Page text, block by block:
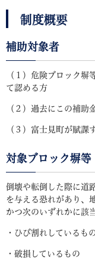
制度概要
補助対象者
（１）危険ブロック塀
て認める方
（２）過去にこの補助
（３）富士見町が賦課
対象ブロック塀等
倒壊や転倒した際に道
を与える恐れがあり、
かつ次のいずれかに該
・ひび割れしているも
・破損しているもの